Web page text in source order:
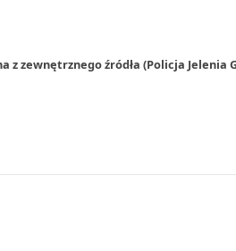
zewnętrznego źródła (Policja Jelenia